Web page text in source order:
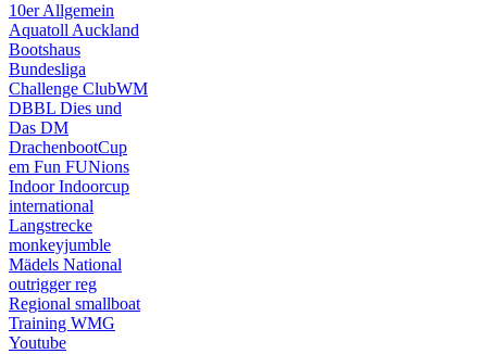
10erAllgemein
Aquatoll Auckland
Bootshaus
Bundesliga
Challenge ClubWM
DBBL Dies und
Das DM
DrachenbootCup
em Fun FUNions
IndoorIndoorcup
international
Langstrecke
monkeyjumble
Mädels National
outriggerreg
Regional smallboat
Training WMG
Youtube